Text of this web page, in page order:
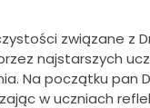
związane z
najstarszych
Na początku pan
w uczniach